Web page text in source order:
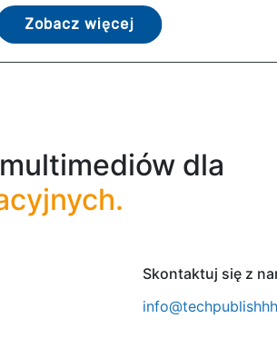
Zobacz więcej
dla
Skontaktuj się z